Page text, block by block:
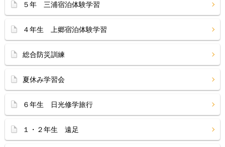
５年 三浦宿泊体験学習
４年生 上郷宿泊体験学習
総合防災訓練
夏休み学習会
６年生 日光修学旅行
１・２年生 遠足